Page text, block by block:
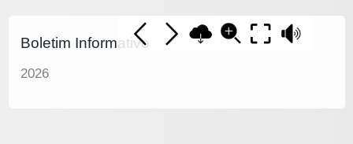
Boletim Informativo
2026